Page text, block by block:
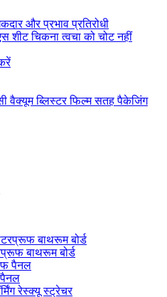
और प्रभाव प्रतिरोधी
शीट चिकना त्वचा को चोट नहीं
वैक्यूम ब्लिस्टर फिल्म सतह पैकेजिंग
बाथरूम बोर्ड
पैनल